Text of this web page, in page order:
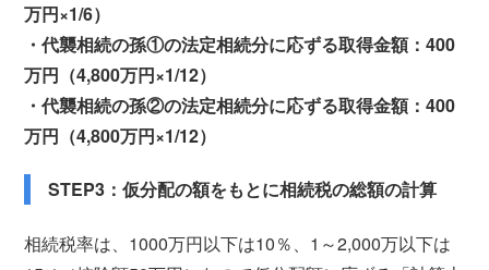
万円×1/6）
・代襲相続の孫①の法定相続分に応ずる取得金額：400
万円（4,800万円×1/12）
・代襲相続の孫②の法定相続分に応ずる取得金額：400
万円（4,800万円×1/12）
STEP3：仮分配の額をもとに相続税の総額の計算
相続税率は、1000万円以下は10％、1～2,000万以下は